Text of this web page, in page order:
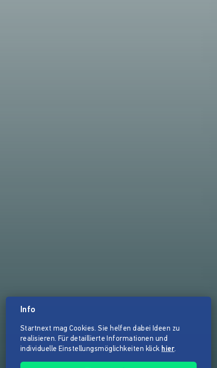
Info
Startnext mag Cookies. Sie helfen dabei Ideen zu
realisieren. Für detaillierte Informationen und
individuelle Einstellungsmöglichkeiten klick hier.